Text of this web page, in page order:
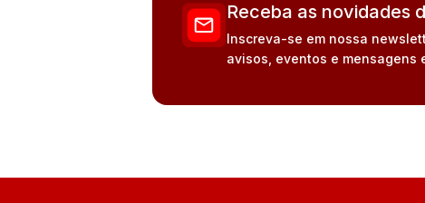
Receba as novidades
Inscreva-se em nossa
avisos, eventos e mensagens